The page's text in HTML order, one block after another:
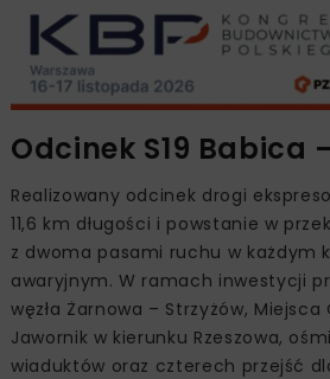
Odcinek S19 Babica
Realizowany odcinek drogi
11,6 km długości i powstanie w
z dwoma pasami ruchu w każdym
awaryjnym. W ramach inwestycji
węzła Żarnowa – Strzyżów, Miejsca
Jawornik w kierunku Rzeszowa,
wiaduktów oraz czterech przejść